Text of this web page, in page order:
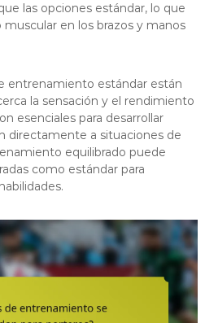
las opciones estándar, lo que
en los brazos y manos
entrenamiento estándar están
la sensación y el rendimiento
esenciales para desarrollar
directamente a situaciones de
equilibrado puede
como estándar para